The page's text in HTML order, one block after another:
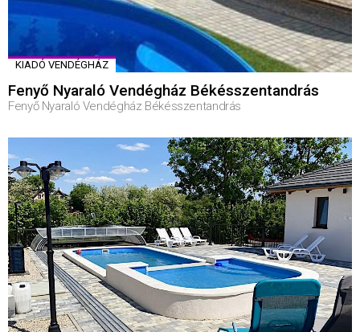
KIADÓ VENDÉGHÁZ
Fenyő Nyaraló Vendégház Békésszentandrás
Fenyő Nyaraló Vendégház Békésszentandrás